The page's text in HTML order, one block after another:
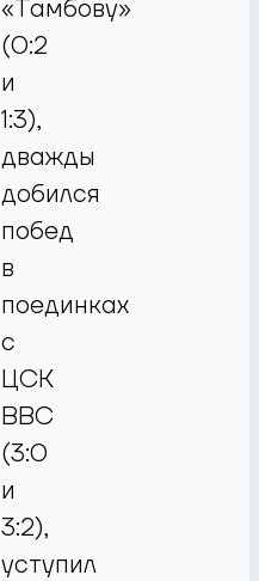
«Тамбову»
(0:2
и
1:3),
дважды
добился
побед
в
поединках
с
ЦСК
ВВС
(3:0
и
3:2),
уступил